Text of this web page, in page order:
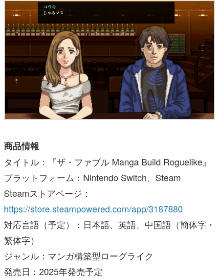
商品情報
タイトル：『ザ・ファブル Manga Build Roguelike』
プラットフォーム：Nintendo Switch、Steam
Steamストアページ：
https://store.steampowered.com/app/3187880
対応言語（予定）：日本語、英語、中国語（簡体字・
繁体字）
ジャンル：マンガ構築型ローグライク
発売日：2025年発売予定